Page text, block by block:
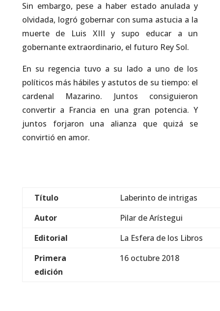
Sin embargo, pese a haber estado anulada y
olvidada, logró gobernar con suma astucia a la
muerte de Luis XIII y supo educar a un
gobernante extraordinario, el futuro Rey Sol.
En su regencia tuvo a su lado a uno de los
políticos más hábiles y astutos de su tiempo: el
cardenal Mazarino. Juntos consiguieron
convertir a Francia en una gran potencia. Y
juntos forjaron una alianza que quizá se
convirtió en amor.
Título
Laberinto de intrigas
Autor
Pilar de Arístegui
Editorial
La Esfera de los Libros
Primera
edición
16 octubre 2018